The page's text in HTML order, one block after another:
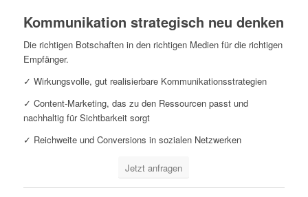
Kommunikation strategisch neu denken
Die richtigen Botschaften in den richtigen Medien für die richtigen
Empfänger.
✓ Wirkungsvolle, gut realisierbare Kommunikationsstrategien
✓ Content-Marketing, das zu den Ressourcen passt und
nachhaltig für Sichtbarkeit sorgt
✓ Reichweite und Conversions in sozialen Netzwerken
Jetzt anfragen